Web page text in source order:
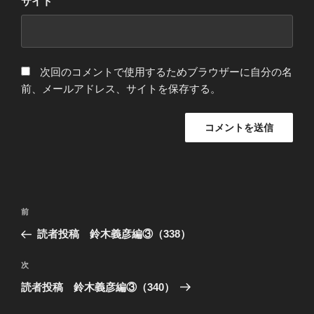
次回のコメントで使用するためブラウザーに自分の名
前、メールアドレス、サイトを保存する。
投
ナ
ビ
ゲ
過
去
投
稿
前
読者投稿 鈴木義彦編③（338）
次
の
次
読者投稿 鈴木義彦編③（340）